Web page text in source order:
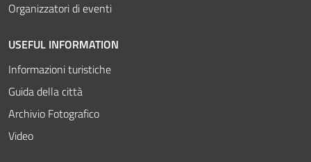
Organizzatori di eventi
USEFUL INFORMATION
Informazioni turistiche
Guida della città
Archivio Fotografico
Video